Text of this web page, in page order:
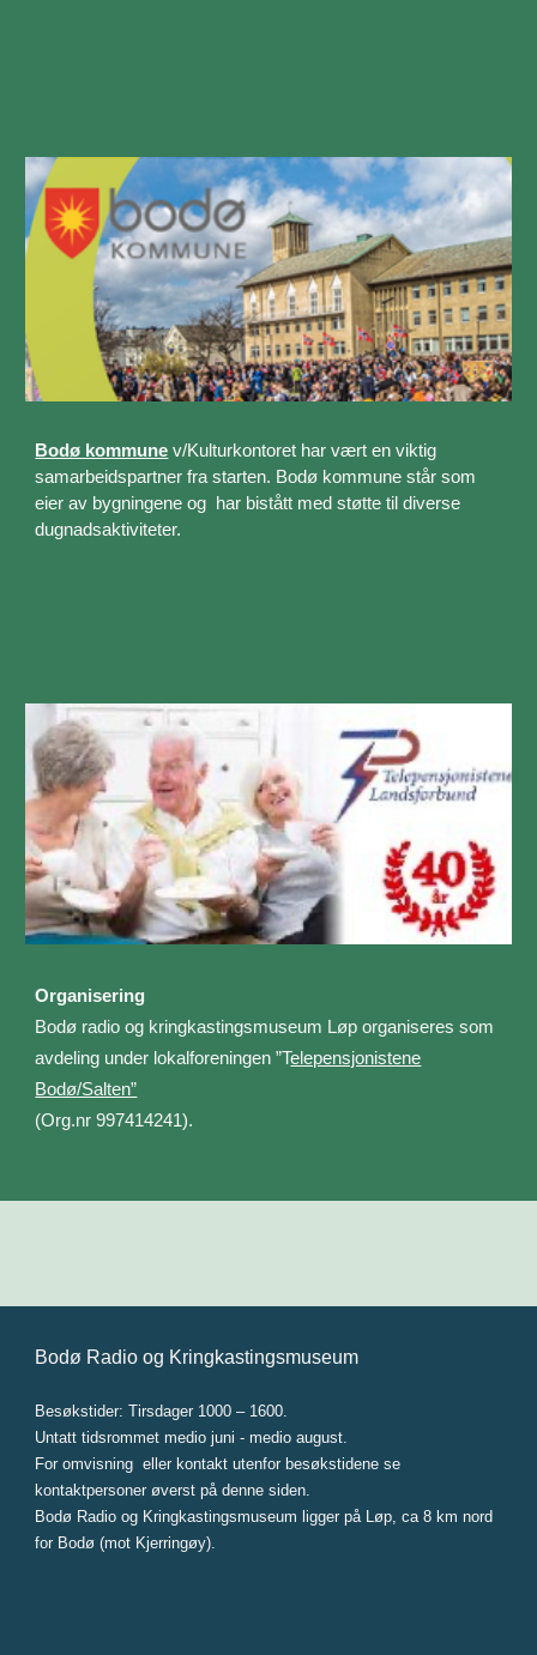
Bodø kommune v/Kulturkontoret har vært en viktig
samarbeidspartner fra starten. Bodø kommune står som
eier av bygningene og har bistått med støtte til diverse
dugnadsaktiviteter.
Organisering
Bodø radio og kringkastingsmuseum Løp organiseres som
avdeling under lokalforeningen ”Telepensjonistene
Bodø/Salten”
(Org.nr 997414241).
Bodø Radio og Kringkastingsmuseum
Besøkstider: Tirsdager 1000 – 1600.
Untatt tidsrommet medio juni - medio august.
For omvisning eller kontakt utenfor besøkstidenese
kontaktpersoner øverst på denne siden.
Bodø Radio og Kringkastingsmuseum ligger på Løp, ca 8 km nord
for Bodø (mot Kjerringøy).